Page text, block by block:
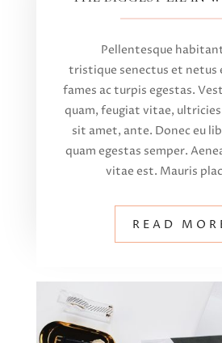
Pellentesque
tristique senectus et netus
fames ac turpis egestas.
quam, feugiat vitae,
sit amet, ante. Donec eu
quam egestas semper.
vitae est. Mauris
READ